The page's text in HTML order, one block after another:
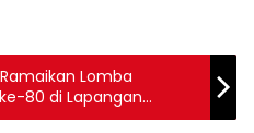
Lomba
80 di Lapangan
Satbrimob